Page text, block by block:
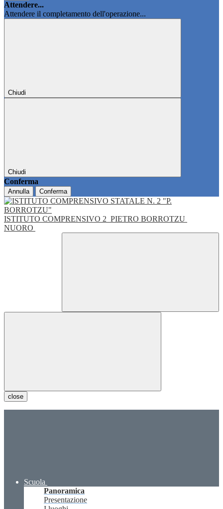
Attendere...
Attendere il completamento dell'operazione...
Chiudi
Chiudi
Conferma
Annulla Conferma
ISTITUTO COMPRENSIVO 2 PIETRO BORROTZU
NUORO
close
Scuola
Panoramica
Presentazione